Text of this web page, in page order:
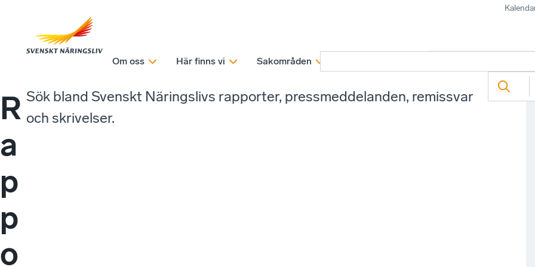
Om oss Här finns vi Sakområden
R
a
p
p
o
Sök bland Svenskt Näringslivs rapporter, pressmeddelanden, remissvar
och skrivelser.